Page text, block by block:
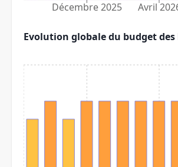
Décembre 2025 Avril
Evolution globale du budget